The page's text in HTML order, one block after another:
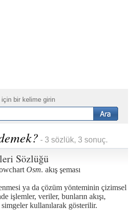
bir kelime girin
- 3 sözlük, 3 sonuç.
Sözlüğü
Osm. akış şeması
ya da çözüm yönteminin çizimsel
işlemler, veriler, bunların akışı,
kullanılarak gösterilir.